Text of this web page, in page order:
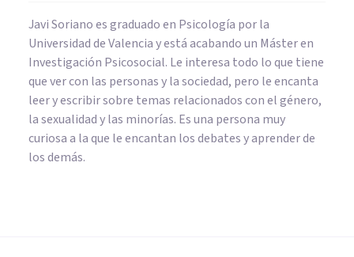
Javi Soriano es graduado en Psicología por la
Universidad de Valencia y está acabando un Máster en
Investigación Psicosocial. Le interesa todo lo que tiene
que ver con las personas y la sociedad, pero le encanta
leer y escribir sobre temas relacionados con el género,
la sexualidad y las minorías. Es una persona muy
curiosa a la que le encantan los debates y aprender de
los demás.